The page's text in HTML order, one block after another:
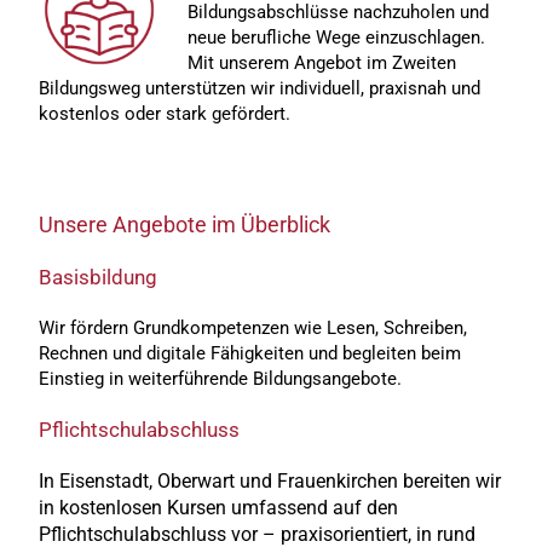
Bildungsabschlüsse nachzuholen und
neue berufliche Wege einzuschlagen.
Mit unserem Angebot im Zweiten
Bildungsweg unterstützen wir individuell, praxisnah und
kostenlos oder stark gefördert.
Unsere Angebote im Überblick
Basisbildung
Wir fördern Grundkompetenzen wie Lesen, Schreiben,
Rechnen und digitale Fähigkeiten und begleiten beim
Einstieg in weiterführende Bildungsangebote.
Pflichtschulabschluss
In Eisenstadt, Oberwart und Frauenkirchen bereiten wir
in kostenlosen Kursen umfassend auf den
Pflichtschulabschluss vor – praxisorientiert, in rund